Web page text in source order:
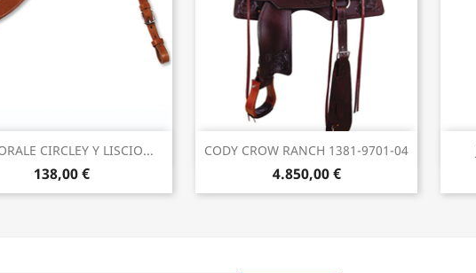
CIRCLEY Y LISCIO...
138,00 €
Anteprima CODY CROW RANCH 1381-9701-04
4.850,00 €
 Anteprima